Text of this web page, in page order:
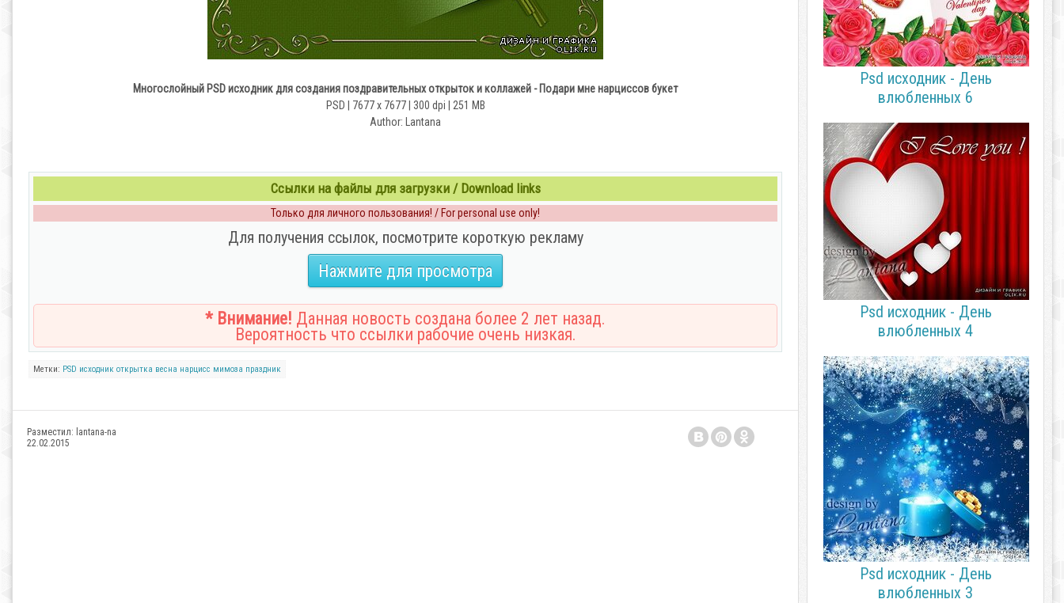
Многослойный PSD исходник для создания поздравительных открыток и коллажей - Подари мне нарциссов букет
PSD | 7677 x 7677 | 300 dpi | 251 MB
Author: Lantana
Ссылки на файлы для загрузки / Download links
Только для личного пользования! / For personal use only!
Для получения ссылок, посмотрите короткую рекламу
Нажмите для просмотра
* Внимание! Данная новость создана более 2 лет назад.
Вероятность что ссылки рабочие очень низкая.
Метки: PSD исходник открытка весна нарцисс мимоза праздник
Разместил: lantana-na
22.02.2015
Psd исходник - День
влюбленных 6
Psd исходник - День
влюбленных 4
Psd исходник - День
влюбленных 3